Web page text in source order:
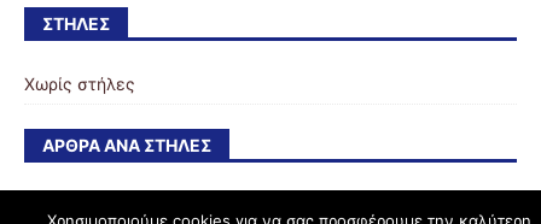
ΣΤΉΛΕΣ
Χωρίς στήλες
ΆΡΘΡΑ ΑΝΆ ΣΤΉΛΕΣ